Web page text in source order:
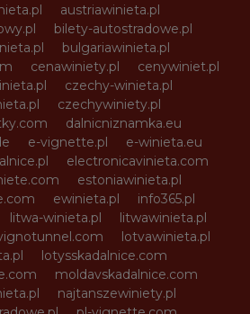
austriawinieta.pl
bilety-autostradowe.pl
bulgariawinieta.pl
cenawiniety.pl
cenywiniet.pl
czechy-winieta.pl
czechywiniety.pl
dalnicniznamka.eu
e-vignette.pl
e-winieta.eu
electronicavinieta.com
estoniawinieta.pl
ewinieta.pl
info365.pl
litwa-winieta.pl
litwawinieta.pl
lotvawinieta.pl
lotysskadalnice.com
moldavskadalnice.com
najtanszewiniety.pl